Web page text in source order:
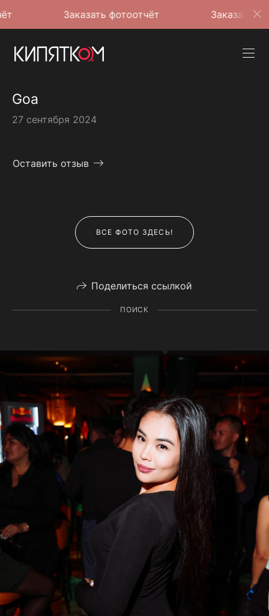
Заказать фотоотчёт Заказать фотоотчёт
Goa
27 сентября 2024
Оставить отзыв
ВСЕ ФОТО ЗДЕСЬ!
Поделиться ссылкой
ПОИСК